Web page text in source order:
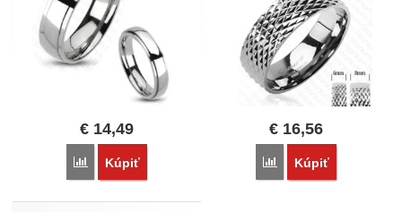
€ 14,49
Porovnať
Kúpiť
€16,56
Porovnať
Kúpiť